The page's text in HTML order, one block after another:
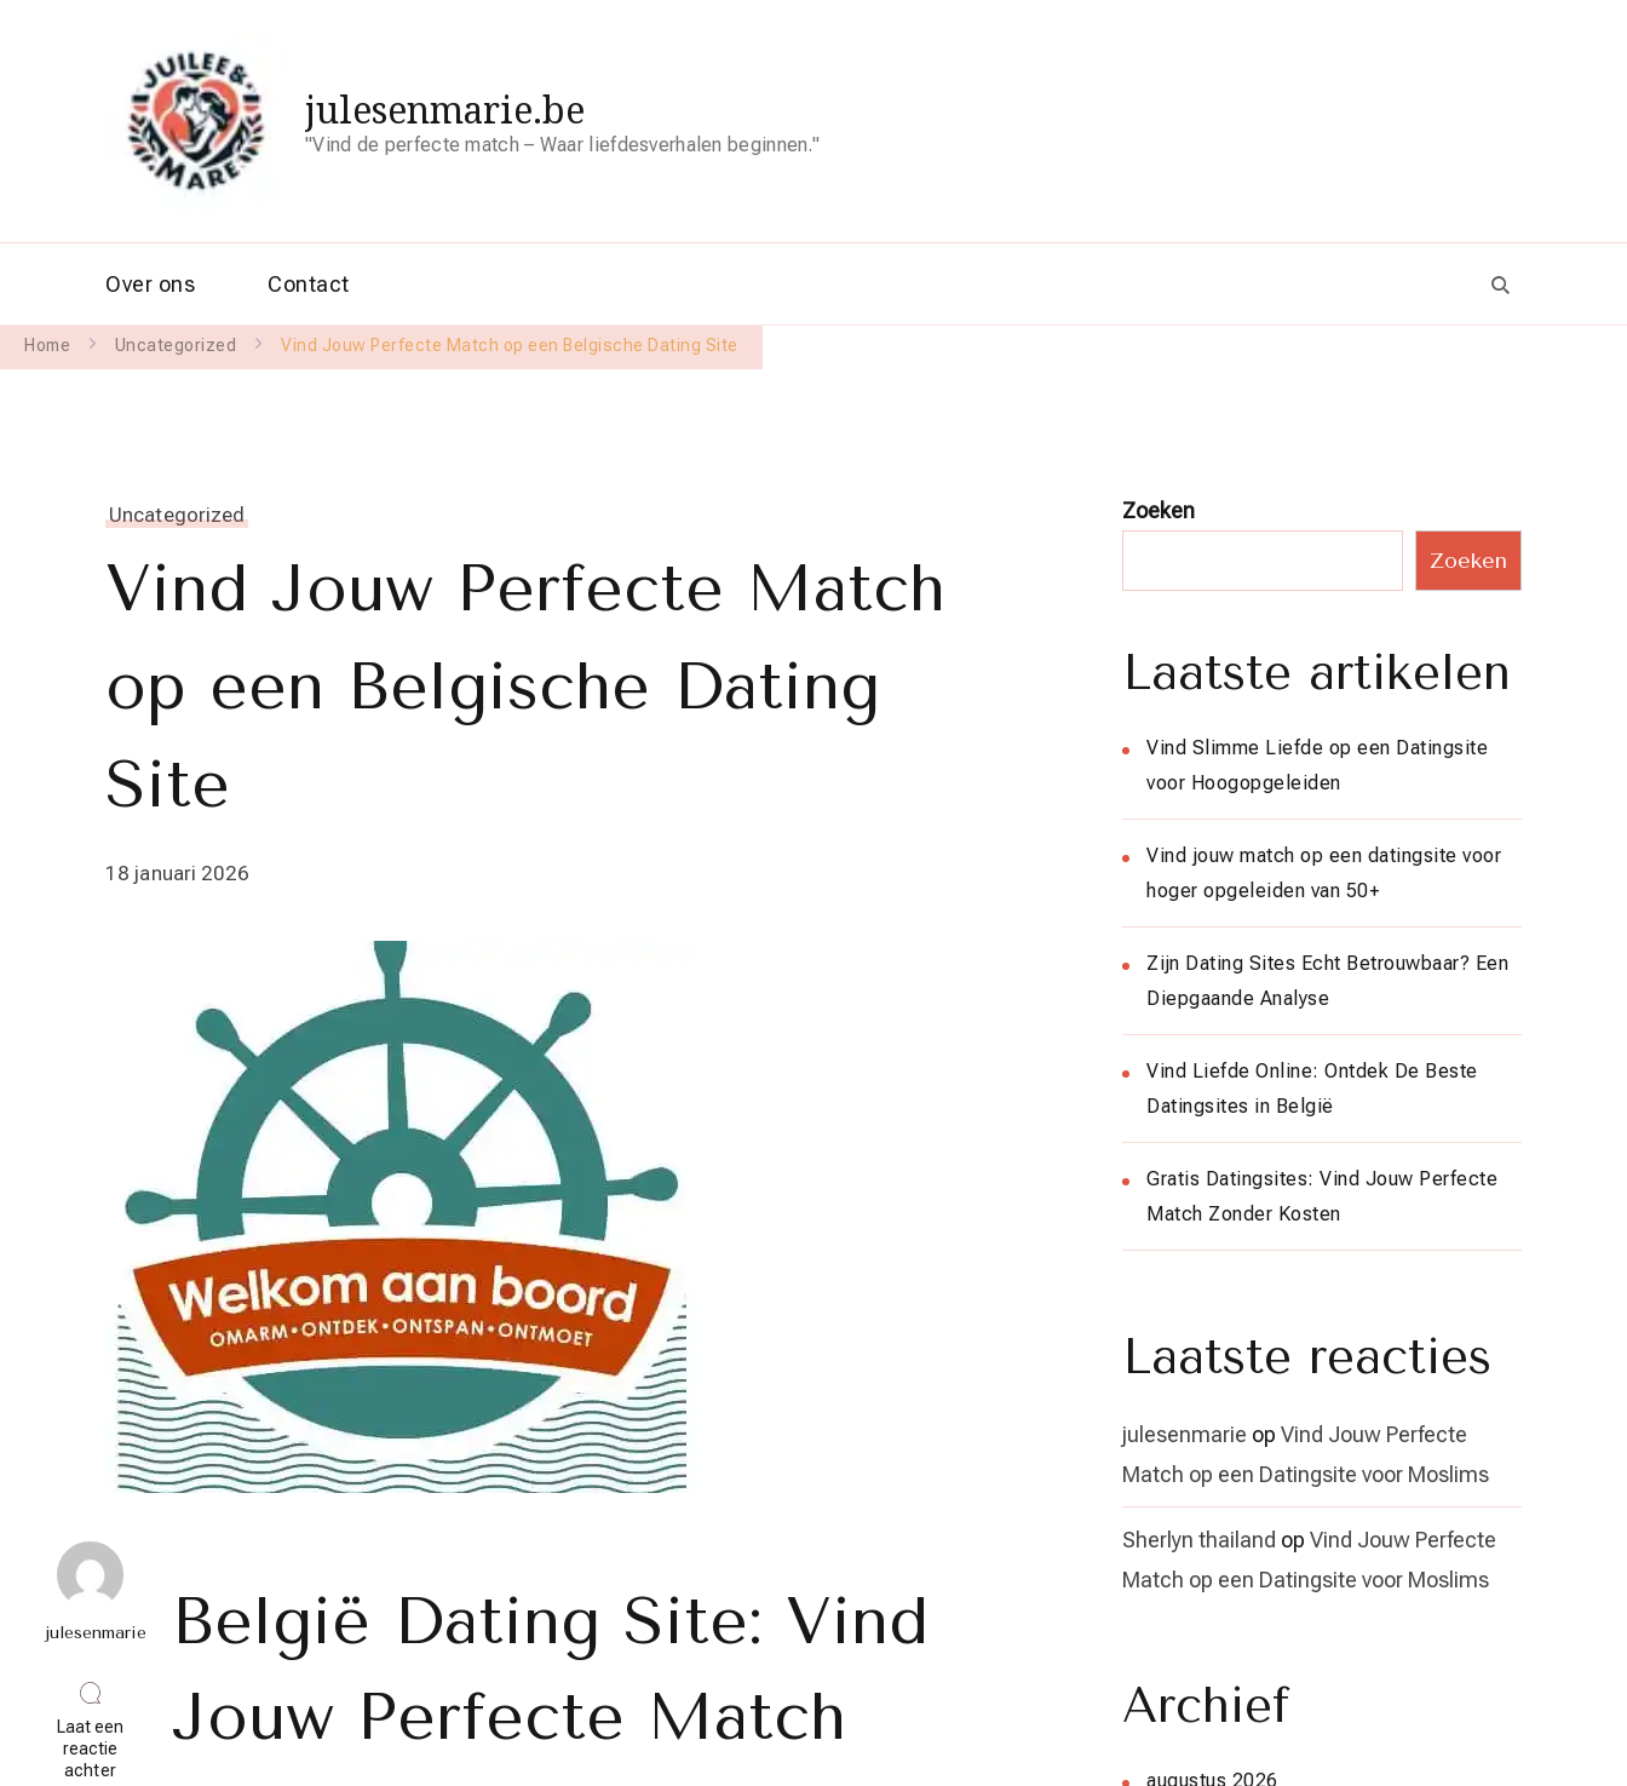
julesenmarie.be
"Vind de perfecte match – Waar liefdesverhalen beginnen."
Over ons Contact
Home Uncategorized Vind Jouw Perfecte Match op een Belgische Dating Site
Uncategorized
Vind Jouw Perfecte Match
op een Belgische Dating
Site
18 januari 2026
julesenmarie
Laat een
reactie
achterop
België Dating Site: Vind
Jouw Perfecte Match
Zoeken
Zoeken
Laatste artikelen
Vind Slimme Liefde op een Datingsite
voor Hoogopgeleiden
Vind jouw match op een datingsite voor
hoger opgeleiden van 50+
Zijn Dating Sites Echt Betrouwbaar? Een
Diepgaande Analyse
Vind Liefde Online: Ontdek De Beste
Datingsites in België
Gratis Datingsites: Vind Jouw Perfecte
Match Zonder Kosten
Laatste reacties
julesenmarie op Vind Jouw Perfecte
Match op een Datingsite voor Moslims
Sherlyn thailand op Vind Jouw Perfecte
Match op een Datingsite voor Moslims
Archief
augustus 2026